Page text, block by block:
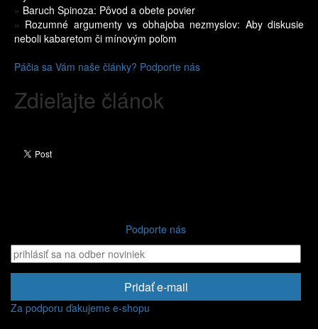
» Baruch Spinoza: Pôvod a obete povier
» Rozumné argumenty vs obhajoba nezmyslov: Aby diskusie
neboli kabaretom či mínovým poľom
Páčia sa Vám naše články? Podporte nás
Zdieľajte článok
Podporte nás
Pridať e-mail
Za podporu ďakujeme e-shopu